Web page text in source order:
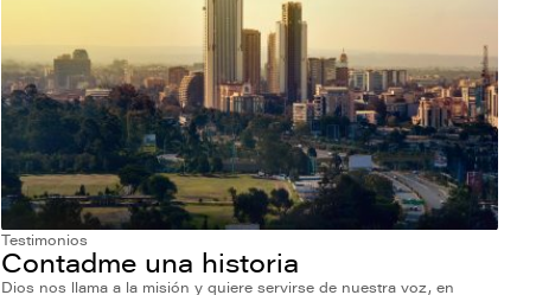
Testimonios
Contadme una historia
Dios nos llama a la misión y quiere servirse de nuestra voz, en